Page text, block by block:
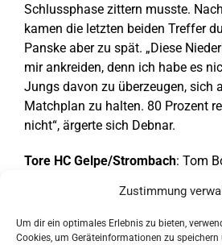
Zustimmung
Um dir ein optimales Erlebnis zu bieten,
Cookies, um Geräteinformationen zu
Schlussphase zittern musste.
kamen die letzten beiden Treffer
Panske aber zu spät. „Diese
mir ankreiden, denn ich habe es
Jungs davon zu überzeugen, sich
Matchplan zu halten. 80 Prozent
nicht“, ärgerte sich Debnar.
Tore HC Gelpe/Strombach: Tom
Anstötz (2), Marco Köster, Felix
Steinhagen, Michel Töpfer, Michael
Altjohann (je 1).